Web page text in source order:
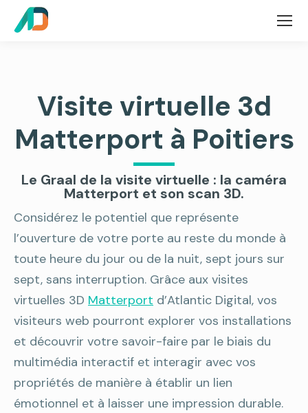
Visite virtuelle 3d
Matterport à Poitiers
Le Graal de la visite virtuelle : la caméra
Matterport et son scan 3D.
Considérez le potentiel que représente
l’ouverture de votre porte au reste du monde à
toute heure du jour ou de la nuit, sept jours sur
sept, sans interruption. Grâce aux visites
virtuelles 3D Matterport d’Atlantic Digital, vos
visiteurs web pourront explorer vos installations
et découvrir votre savoir-faire par le biais du
multimédia interactif et interagir avec vos
propriétés de manière à établir un lien
émotionnel et à laisser une impression durable.